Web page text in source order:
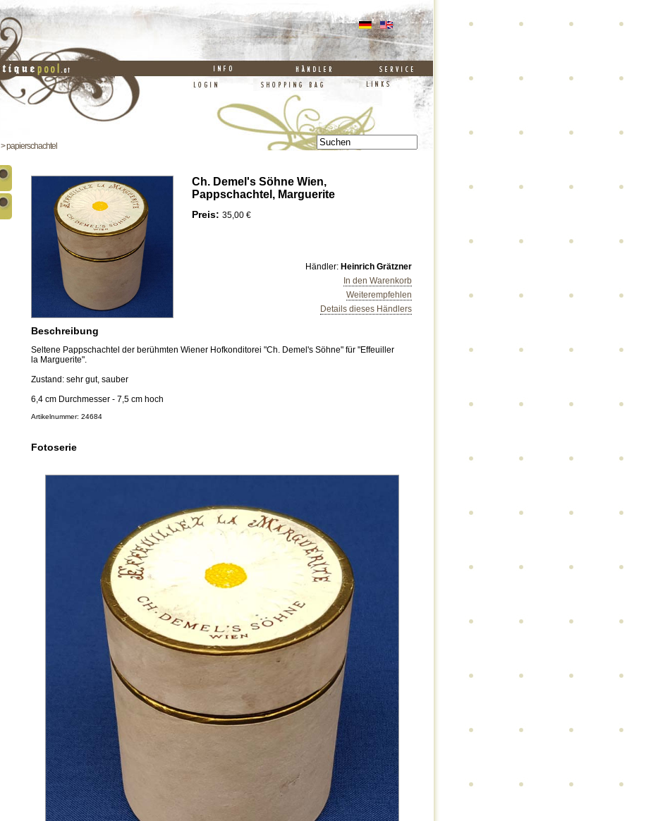
> papierschachtel
Ch. Demel's Söhne Wien,
Pappschachtel, Marguerite
Preis: 35,00 €
Weiterempfehlen
In den Warenkorb
Händler: Heinrich Grätzner
Details dieses Händlers
Beschreibung
Seltene Pappschachtel der berühmten Wiener Hofkonditorei "Ch. Demel's Söhne" für "Effeuiller
la Marguerite".
Zustand: sehr gut, sauber
6,4 cm Durchmesser - 7,5 cm hoch
Artikelnummer: 24684
Fotoserie